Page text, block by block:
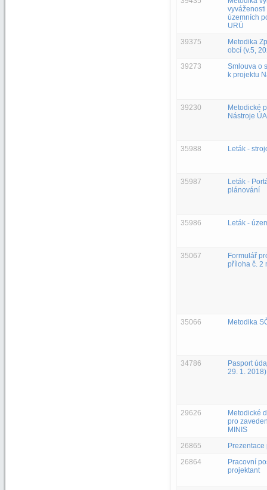
územních
URÚ
39375
Metodika
obcí (v.5,
39273
Smlouva o
k projektu
39230
Metodické
Nástroje
35988 Leták -
35987
Leták -
plánování
35986 Leták -
35067
Formulář
příloha č. 2
35066 Metodika
34786
Pasport
29. 1. 2018)
29626
Metodické
pro
MINIS
26865
26864
Pracovní
projektant